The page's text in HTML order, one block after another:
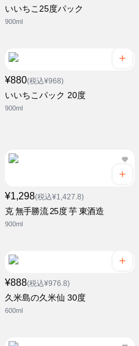
いいちこ25度パック
900ml
¥880(税込¥968)
いいちこパック 20度
900ml
¥1,298(税込¥1,427.8)
克 無手勝流 25度 芋 東酒造
900ml
¥888(税込¥976.8)
久米島の久米仙 30度
600ml